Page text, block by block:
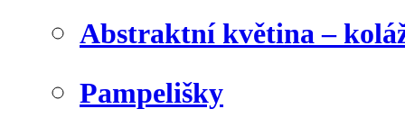
Abstraktní květina –
Pampelišky